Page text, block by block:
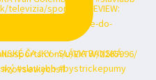
FINÁLE, SLÁVIA